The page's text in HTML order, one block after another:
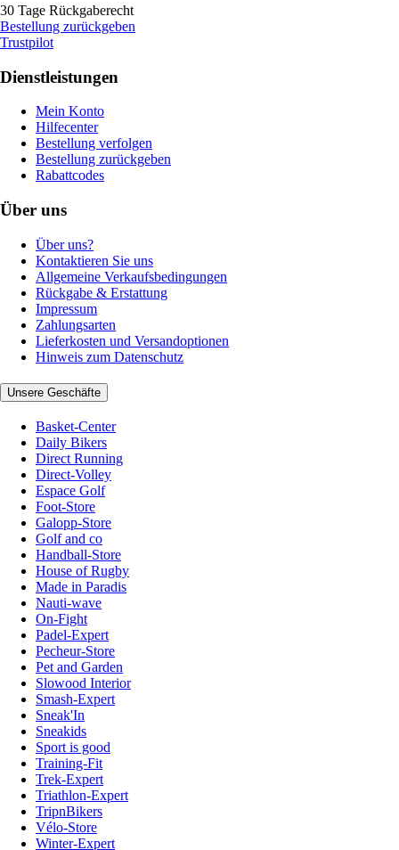
30 Tage Rückgaberecht
Bestellung zurückgeben
Trustpilot
Dienstleistungen
Mein Konto
Hilfecenter
Bestellung verfolgen
Bestellung zurückgeben
Rabattcodes
Über uns
Über uns?
Kontaktieren Sie uns
Allgemeine Verkaufsbedingungen
Rückgabe & Erstattung
Impressum
Zahlungsarten
Lieferkosten und Versandoptionen
Hinweis zum Datenschutz
Unsere Geschäfte
Basket-Center
Daily Bikers
Direct Running
Direct-Volley
Espace Golf
Foot-Store
Galopp-Store
Golf and co
Handball-Store
House of Rugby
Made in Paradis
Nauti-wave
On-Fight
Padel-Expert
Pecheur-Store
Pet and Garden
Slowood Interior
Smash-Expert
Sneak'In
Sneakids
Sport is good
Training-Fit
Trek-Expert
Triathlon-Expert
TripnBikers
Vélo-Store
Winter-Expert